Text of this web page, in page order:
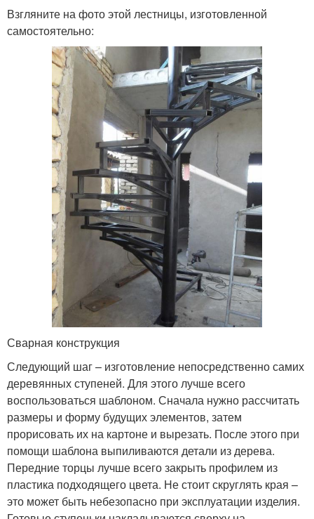
Взгляните на фото этой лестницы, изготовленной
самостоятельно:
Сварная конструкция
Следующий шаг – изготовление непосредственно самих
деревянных ступеней. Для этого лучше всего
воспользоваться шаблоном. Сначала нужно рассчитать
размеры и форму будущих элементов, затем
прорисовать их на картоне и вырезать. После этого при
помощи шаблона выпиливаются детали из дерева.
Передние торцы лучше всего закрыть профилем из
пластика подходящего цвета. Не стоит скруглять края –
это может быть небезопасно при эксплуатации изделия.